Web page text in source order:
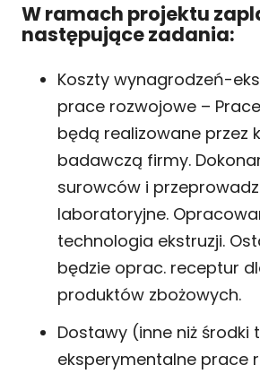
W ramach projektu
następujące zadania:
Koszty wynagrodzeń-
prace rozwojowe –
będą realizowane przez
badawczą firmy.
surowców i
laboratoryjne.
technologia ekstruzji.
będzie oprac. receptur
produktów zbożowych.
Dostawy (inne niż środki
eksperymentalne prace